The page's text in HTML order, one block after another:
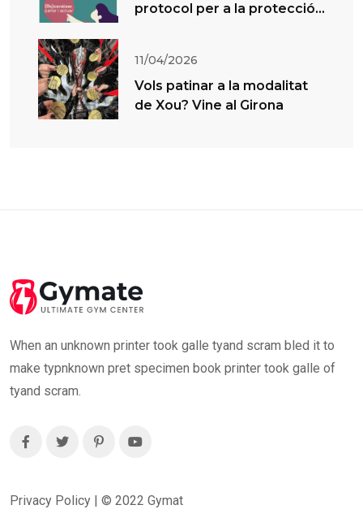
protocol per a la protecció
11/04/2026
Vols patinar a la modalitat
de Xou? Vine al Girona
When an unknown printer took galle tyand scram bled it to
make typnknown pret specimen book printer took galle of
tyand scram.
Privacy Policy | © 2022 Gymat